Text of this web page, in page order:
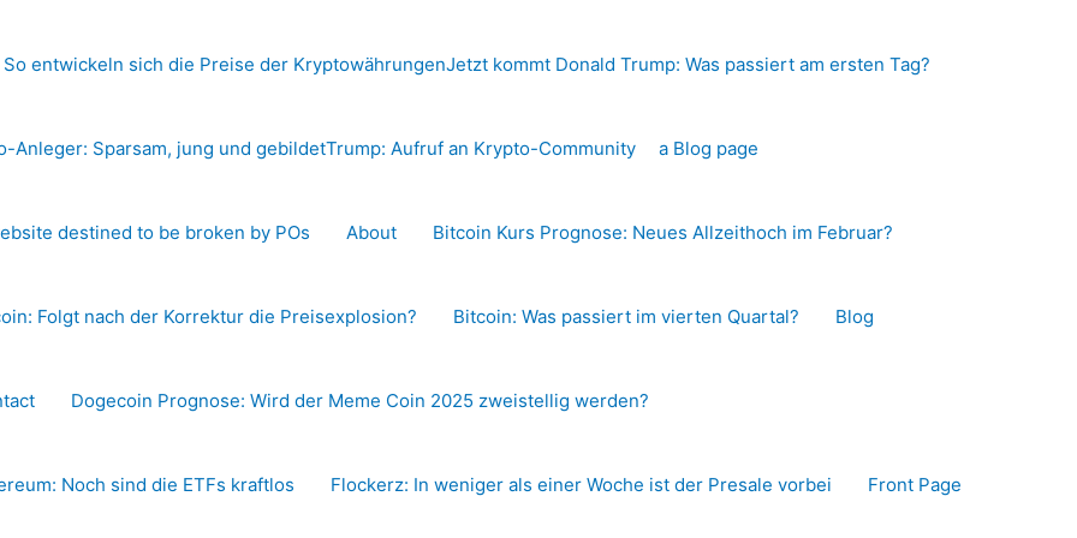
So entwickeln sich die Preise der KryptowährungenJetzt kommt Donald Trump: Was passiert am ersten Tag?
Anleger: Sparsam, jung und gebildetTrump: Aufruf an Krypto-Community a Blog page
destined to be broken by POs About Bitcoin Kurs Prognose: Neues Allzeithoch im Februar?
Folgt nach der Korrektur die Preisexplosion? Bitcoin: Was passiert im vierten Quartal? Blog
Dogecoin Prognose: Wird der Meme Coin 2025 zweistellig werden?
Noch sind die ETFs kraftlos Flockerz: In weniger als einer Woche ist der Presale vorbei Front Page